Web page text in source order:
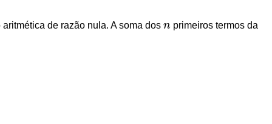
aritmética de razão nula. A soma dosn
n primeiros termos da